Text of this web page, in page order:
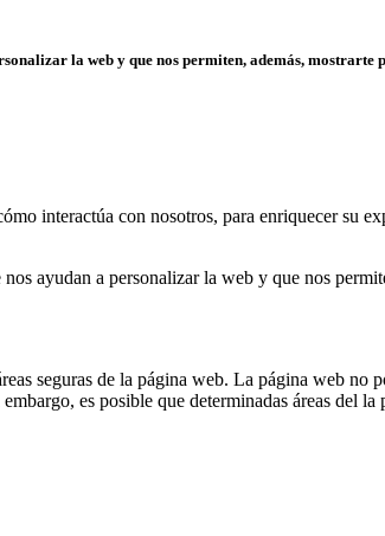
la web y que nos permiten, además,
interactúa con nosotros, para enriquecer su
ayudan a personalizar la web y que nos
seguras de la página web. La página web no
es posible que determinadas áreas del la